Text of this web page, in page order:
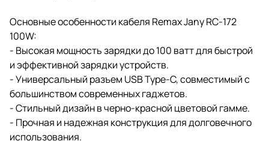
Основные особенности кабеля Remax Jany RC-172
100W:
- Высокая мощность зарядки до 100 ватт для быстрой
и эффективной зарядки устройств.
- Универсальный разъем USB Type-C, совместимый с
большинством современных гаджетов.
- Стильный дизайн в черно-красной цветовой гамме.
- Прочная и надежная конструкция для долговечного
использования.